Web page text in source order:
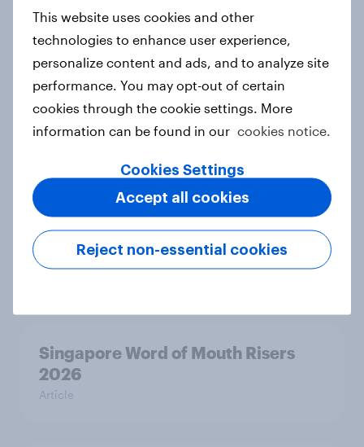
Thailand Word of Mouth Risers
2026
Australia Word of Mouth Risers
Article
India Word of Mouth Risers 2026
Article
Singapore Word of Mouth Risers
2026
Article
This website uses cookies and other
technologies to enhance user experience,
personalize content and ads, and to analyze site
performance. You may opt-out of certain
cookies through the cookie settings. More
information can be found in our cookies notice.
Cookies Settings
Reject non-essential cookies
Accept all cookies